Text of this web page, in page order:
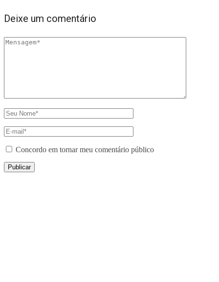
Deixe um comentário
Concordo em tornar meu comentário público